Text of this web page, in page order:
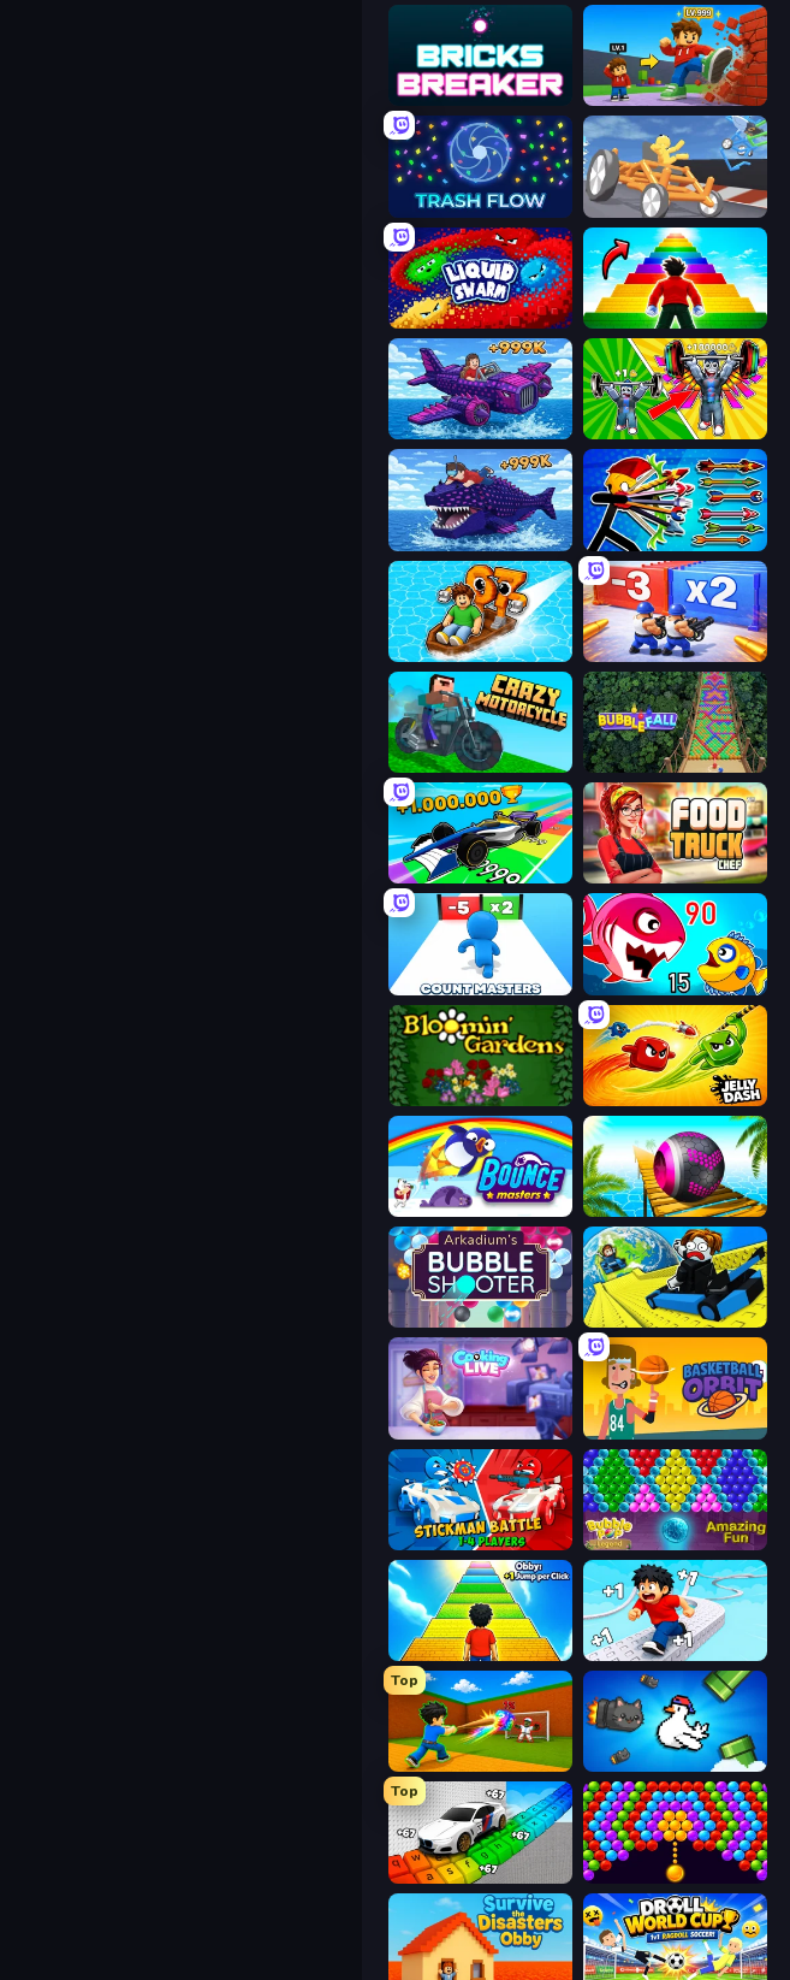
Bricks Breaker Obby: +1 Click Wall Breaker
Trash Flow Draw Crash Race
Liquid Swarm Obby Highest Jump Ever
Obby Plane Power Challenge: Fly Obby: Gym Simulator, Escape
Obby Fish Challenge: Ride Archer Ragdoll Masters
Float for Brainrots Battle Brigade
Crazy Motorcycle Bubble Fall
Obby Car Challenge: Drive Food Truck Chef™: A Fun Cooking Game
Fish Eat Getting Big
Blooming Gardens Jelly Dash
Bouncemasters Rolling Balls Sea Race
Cart Ride Danger Mount
Cooking Live Basketball Orbit
Stickman battle 1-4 Players Bubble Pop Legend
Obby: +1 Jump per Click Speed per Click: Obby
Top
Baseball For Brainrot Honk
Top
Bubble Story